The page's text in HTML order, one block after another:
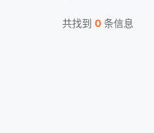
共找到 0 条信息